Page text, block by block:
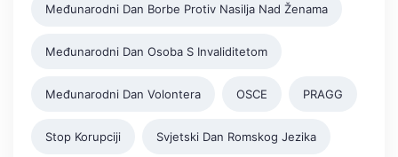
Međunarodni Dan Borbe Protiv Nasilja Nad Ženama
Međunarodni Dan Osoba S Invaliditetom
Međunarodni Dan Volontera OSCE PRAGG
Stop Korupciji Svjetski Dan Romskog Jezika